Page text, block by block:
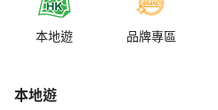
本地遊 品牌專區
本地遊